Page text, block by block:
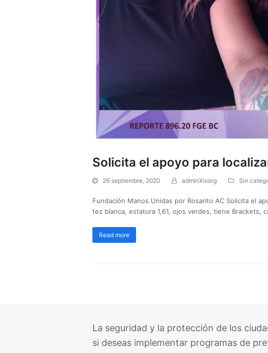
Solicita el apoyo para
26 septiembre, 2020 adminXixorg Sin
Fundación Manos Unidas por Rosarito AC Solicita el
tez blanca, estatura 1,61, ojos verdes, tiene Brackets,
Read more
La seguridad y la protección de los
si deseas implementar programas de